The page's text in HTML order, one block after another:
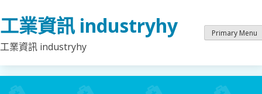
to
content
工業資訊 industryhy
工業資訊 industryhy
Primary Menu